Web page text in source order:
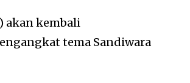
akan kembali
tema Sandiwara